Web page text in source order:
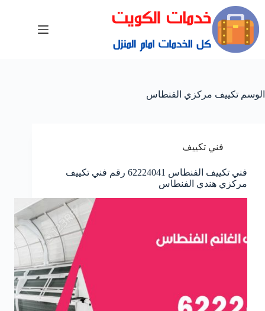
الوسم تكييف مركزي الفنطاس
فني تكييف
فني تكييف الفنطاس 62224041 رقم فني تكييف
مركزي هندي الفنطاس